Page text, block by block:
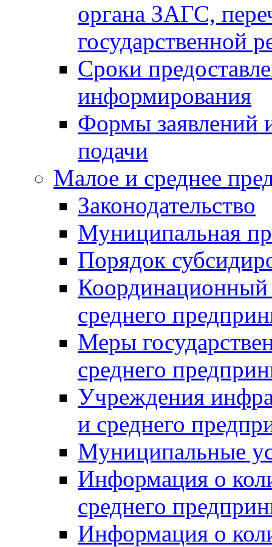
органа ЗАГС,
государственной
Сроки
информирования
Формы заявлений
подачи
Малое и среднее
Законодательство
Муниципальная
Порядок
Координационный
среднего
Меры
среднего
Учреждения
и среднего
Муниципальные
Информация о
среднего
Информация о